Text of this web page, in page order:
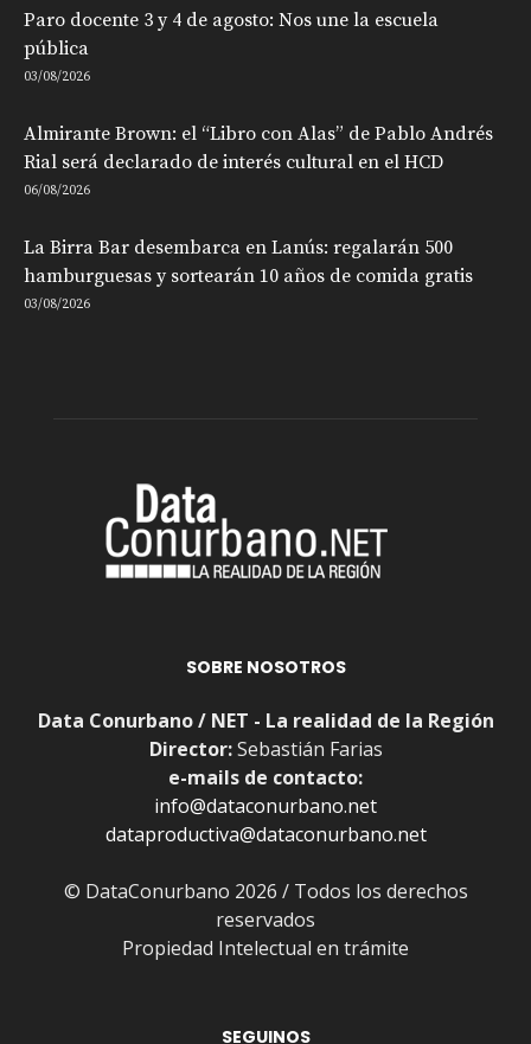
Paro docente 3 y 4 de agosto: Nos une la escuela
pública
03/08/2026
Almirante Brown: el “Libro con Alas” de Pablo Andrés
Rial será declarado de interés cultural en el HCD
06/08/2026
La Birra Bar desembarca en Lanús: regalarán 500
hamburguesas y sortearán 10 años de comida gratis
03/08/2026
SOBRE NOSOTROS
Data Conurbano / NET - La realidad de la Región
Director:Sebastián Farias
e-mails de contacto:
info@dataconurbano.net
dataproductiva@dataconurbano.net
© DataConurbano 2026 / Todos los derechos
reservados
Propiedad Intelectual en trámite
SEGUINOS